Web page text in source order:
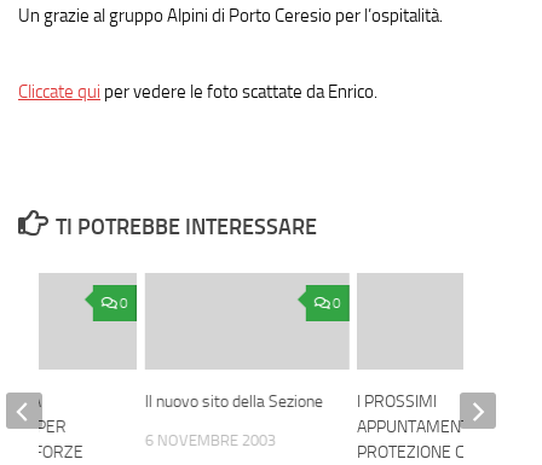
Un grazie al gruppo Alpini di Porto Ceresio per l’ospitalità.
Cliccate qui per vedere le foto scattate da Enrico.
TI POTREBBE INTERESSARE
0
Il nuovo sito della Sezione
6 NOVEMBRE 2003
I PROSSIMI
APPUNTAMENTI DELLA
PROTEZIONE CIVILE
0
LA
PER
FORZE